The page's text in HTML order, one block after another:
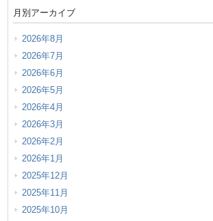
月別アーカイブ
2026年8月
2026年7月
2026年6月
2026年5月
2026年4月
2026年3月
2026年2月
2026年1月
2025年12月
2025年11月
2025年10月